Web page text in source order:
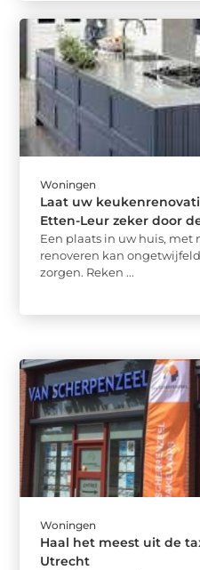
Woningen
Laat uw
Etten-Leur zeker door
Een plaats in uw huis, met
renoveren kan
zorgen. Reken ...
Woningen
Haal het meest uit de
Utrecht